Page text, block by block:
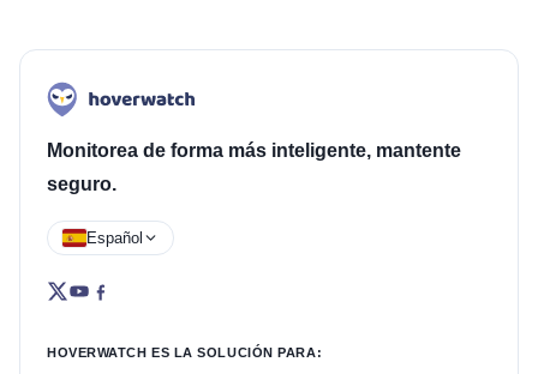
Monitorea de forma más inteligente, mantente
seguro.
Español
HOVERWATCH ES LA SOLUCIÓN PARA: